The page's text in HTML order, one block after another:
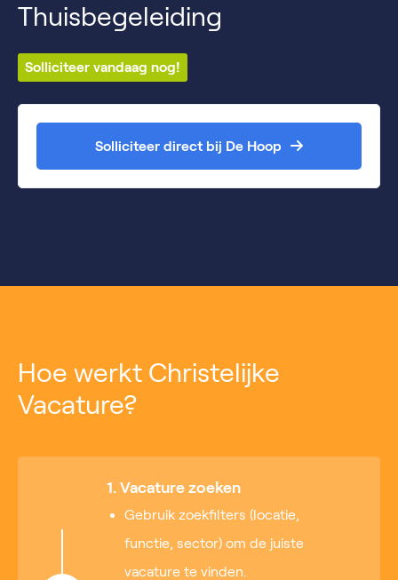
Thuisbegeleiding
Solliciteer vandaag nog!
Solliciteer direct bij De Hoop
Hoe werkt Christelijke
Vacature?
1. Vacature zoeken
Gebruik zoekfilters (locatie,
functie, sector) om de juiste
vacature te vinden.